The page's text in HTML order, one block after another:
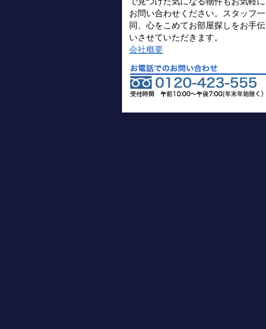
お問い合わせください。スタッフ一
同、心をこめてお部屋探しをお手伝
いさせていただきます。
会社概要